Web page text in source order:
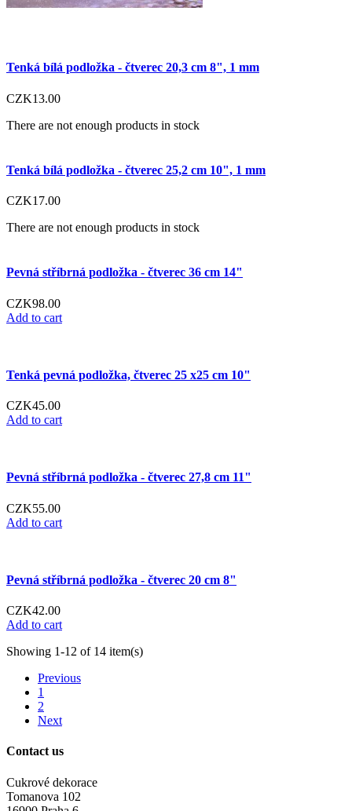
Tenká bílá podložka - čtverec 20,3 cm 8", 1 mm
CZK13.00
There are not enough products in stock
Tenká bílá podložka - čtverec 25,2 cm 10", 1 mm
CZK17.00
There are not enough products in stock
Pevná stříbrná podložka - čtverec 36 cm 14"
CZK98.00
Add to cart
Tenká pevná podložka, čtverec 25 x25 cm 10"
CZK45.00
Add to cart
Pevná stříbrná podložka - čtverec 27,8 cm 11"
CZK55.00
Add to cart
Pevná stříbrná podložka - čtverec 20 cm 8"
CZK42.00
Add to cart
Showing 1-12 of 14 item(s)
Previous
1
2
Next
Contact us
Cukrové dekorace
Tomanova 102